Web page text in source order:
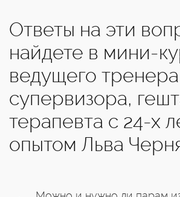
Ответы на эти
найдете в мини-
ведущего
супервизора,
терапевта с 24-х
опытом Льва